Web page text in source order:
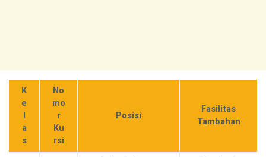
K
e
l
a
s
No
mo
r
Ku
rsi
Posisi
Fasilitas
Tambahan